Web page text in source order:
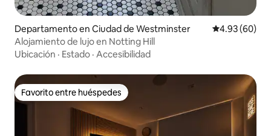
Departamento en Ciudad de Westminster Calificación
4.93 (60)
Alojamiento de lujo en Notting Hill
Ubicación · Estado · Accesibilidad
Favorito entre huéspedes
Favorito entre huéspedes